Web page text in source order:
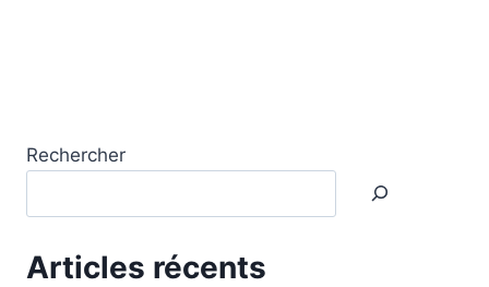
Rechercher
Articles récents